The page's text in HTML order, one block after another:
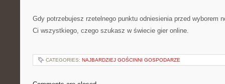
Gdy potrzebujesz rzetelnego punktu odniesienia przed wyborem
Ci wszystkiego, czego szukasz w świecie gier online.
CATEGORIES: NAJBARDZIEJ GOŚCINNI GOSPODARZE